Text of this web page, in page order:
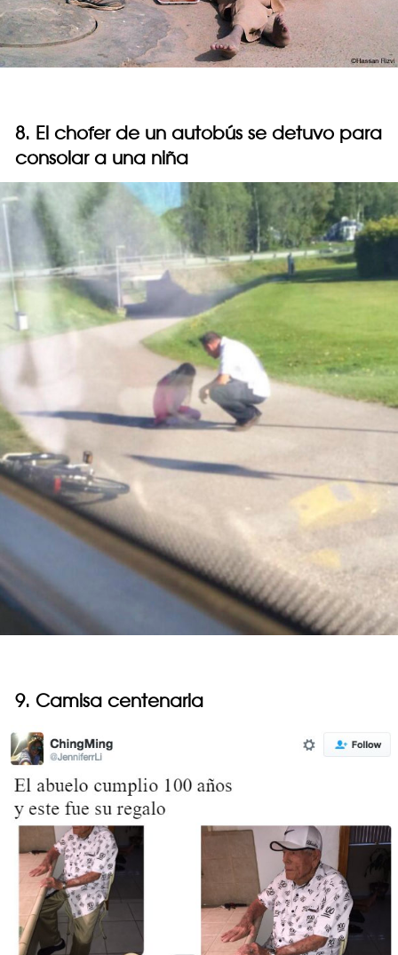
8. El chofer de un autobús se detuvo para
consolar a una niña
9. Camisa centenaria